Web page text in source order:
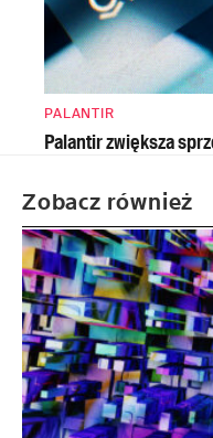
PALANTIR
Palantir zwiększa
Zobacz również